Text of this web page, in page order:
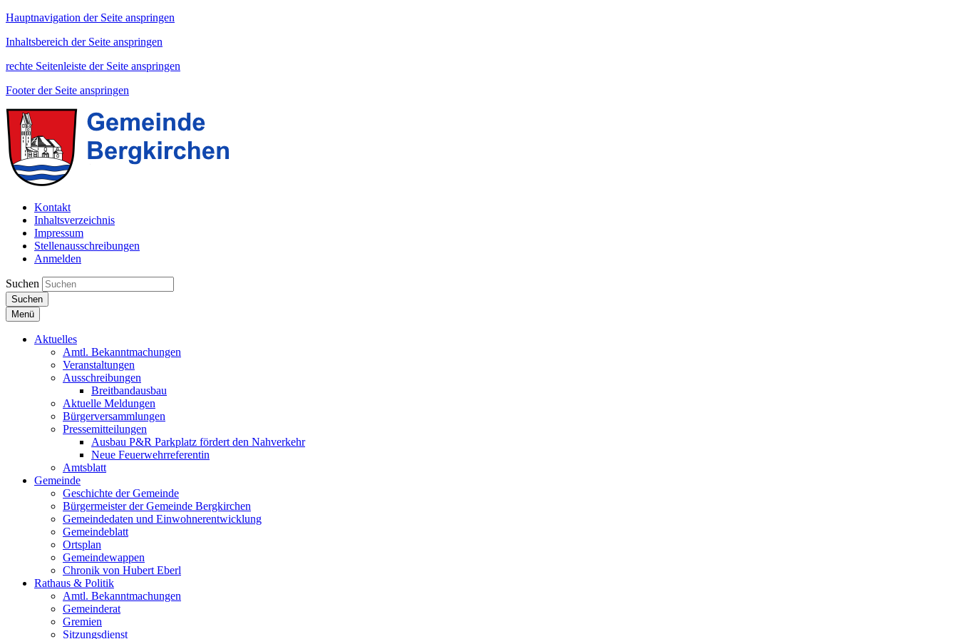
Hauptnavigation der Seite anspringen
Inhaltsbereich der Seite anspringen
rechte Seitenleiste der Seite anspringen
Footer der Seite anspringen
Kontakt
Inhaltsverzeichnis
Impressum
Stellenausschreibungen
Anmelden
Suchen
Suchen
Menü
Aktuelles
Amtl. Bekanntmachungen
Veranstaltungen
Ausschreibungen
Breitbandausbau
Aktuelle Meldungen
Bürgerversammlungen
Pressemitteilungen
Ausbau P&R Parkplatz fördert den Nahverkehr
Neue Feuerwehrreferentin
Amtsblatt
Gemeinde
Geschichte der Gemeinde
Bürgermeister der Gemeinde Bergkirchen
Gemeindedaten und Einwohnerentwicklung
Gemeindeblatt
Ortsplan
Gemeindewappen
Chronik von Hubert Eberl
Rathaus & Politik
Amtl. Bekanntmachungen
Gemeinderat
Gremien
Sitzungsdienst